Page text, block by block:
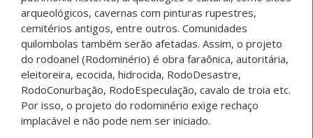
arqueológicos, cavernas com pinturas rupestres,
cemitérios antigos, entre outros. Comunidades
quilombolas também serão afetadas. Assim, o projeto
do rodoanel (Rodominério) é obra faraônica, autoritária,
eleitoreira, ecocida, hidrocida, RodoDesastre,
RodoConurbação, RodoEspeculação, cavalo de troia etc.
Por isso, o projeto do rodominério exige rechaço
implacável e não pode nem ser iniciado.